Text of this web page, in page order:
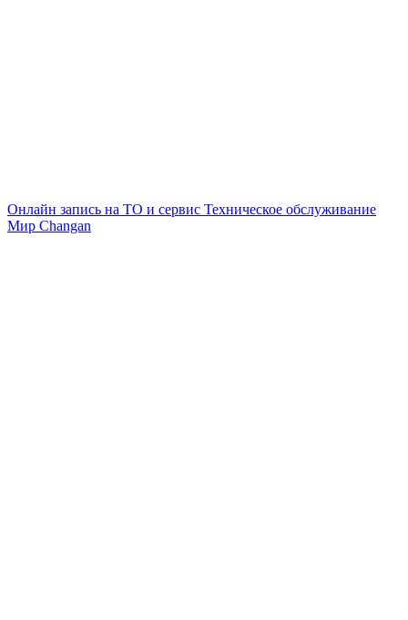
Онлайн запись на ТО и сервис Техническое обслуживание
Мир Changan